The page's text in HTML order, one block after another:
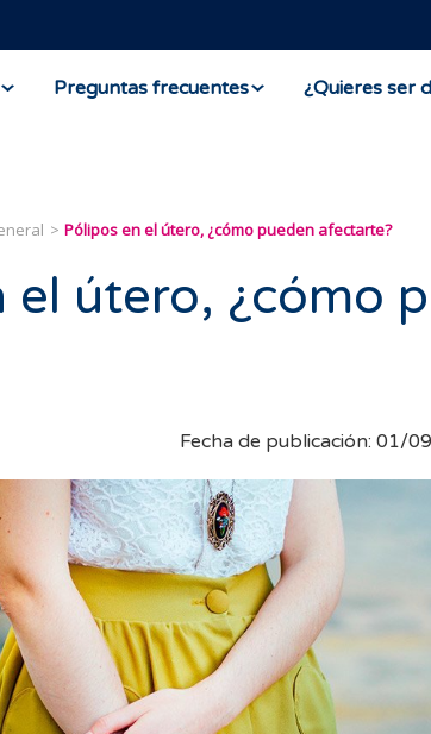
Preguntas frecuentes ¿Quieres ser
Pólipos en el útero, ¿cómo pueden afectarte?
el útero, ¿cómo
Fecha de publicación: 01/